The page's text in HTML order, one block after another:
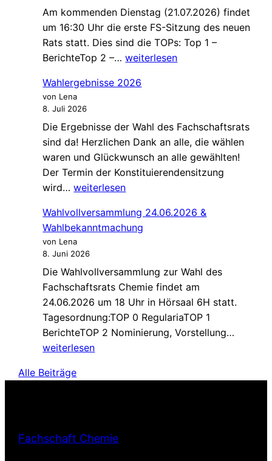
Am kommenden Dienstag (21.07.2026) findet
um 16:30 Uhr die erste FS-Sitzung des neuen
Rats statt. Dies sind die TOPs: Top 1 –
BerichteTop 2 –…FS-
des
–
21.07.2026
weiterlesen
Wahlergebnisse 2026
von Lena
8. Juli 2026
Die Ergebnisse der Wahl des Fachschaftsrats
sind da! Herzlichen Dank an alle, die wählen
waren und Glückwunsch an alle gewählten!
Der Termin der Konstituierendensitzung
wird…Wahlergebnisse
weiterlesen
Wahlvollversammlung 24.06.2026 &
Wahlbekanntmachung
von Lena
8. Juni 2026
Die Wahlvollversammlung zur Wahl des
Fachschaftsrats Chemie findet am
24.06.2026 um 18 Uhr in Hörsaal 6H statt.
Tagesordnung:TOP 0 RegulariaTOP 1
BerichteTOP 2 Nominierung, Vorstellung…
weiterlesen
Alle Beiträge
Fachschaft Chemie